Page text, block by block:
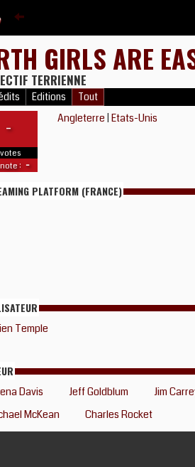
GIRLS ARE
TERRIENNE
Editions Tout
-
votes
: -
Angleterre |Etats-Unis
PLATFORM (FRANCE)
Temple
Davis Jeff Goldblum
Jim
McKean
Charles Rocket